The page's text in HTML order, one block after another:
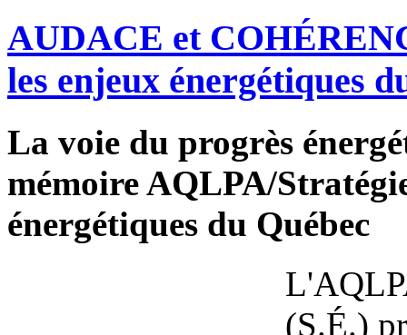
AUDACE et
les enjeux énergétiques
La voie du progrès
mémoire AQLPA/
énergétiques du Québec
(S.É.)